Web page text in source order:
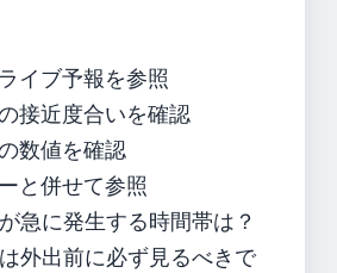
イブ予報を参照
接近度合いを確認
数値を確認
と併せて参照
急に発生する時間帯は？
外出前に必ず見るべきで